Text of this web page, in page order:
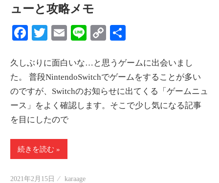
ューと攻略メモ
Facebook
Twitter
EmailLineCopy
久しぶりに面白いな…と思うゲームに出会いまし
た。 普段NintendoSwitchでゲームをすることが多い
のですが、Switchのお知らせに出てくる「ゲームニュ
ース」をよく確認します。そこで少し気になる記事
を目にしたので
続きを読む
2021年2月15日 karaage